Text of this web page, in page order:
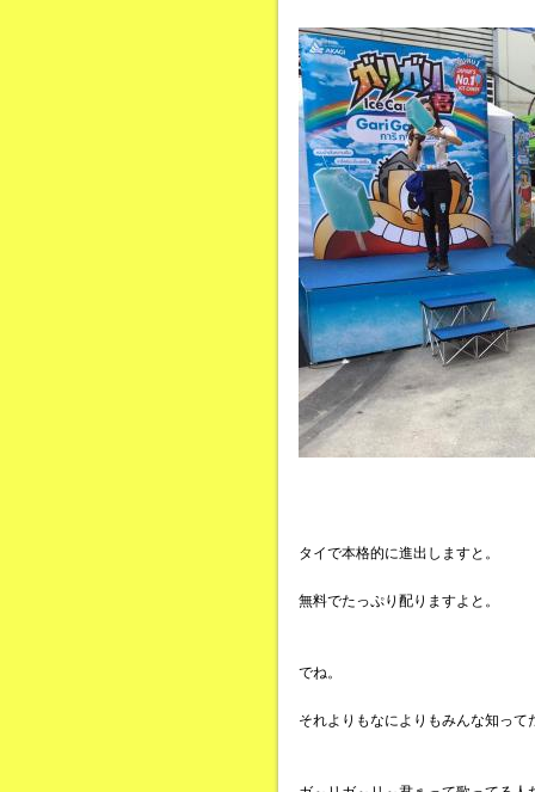
タイで本格的に進出しますと。
無料でたっぷり配りますよと。
でね。
それよりもなによりもみんな知って